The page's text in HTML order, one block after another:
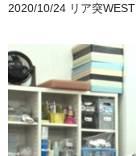
2020/10/24 リア突WEST